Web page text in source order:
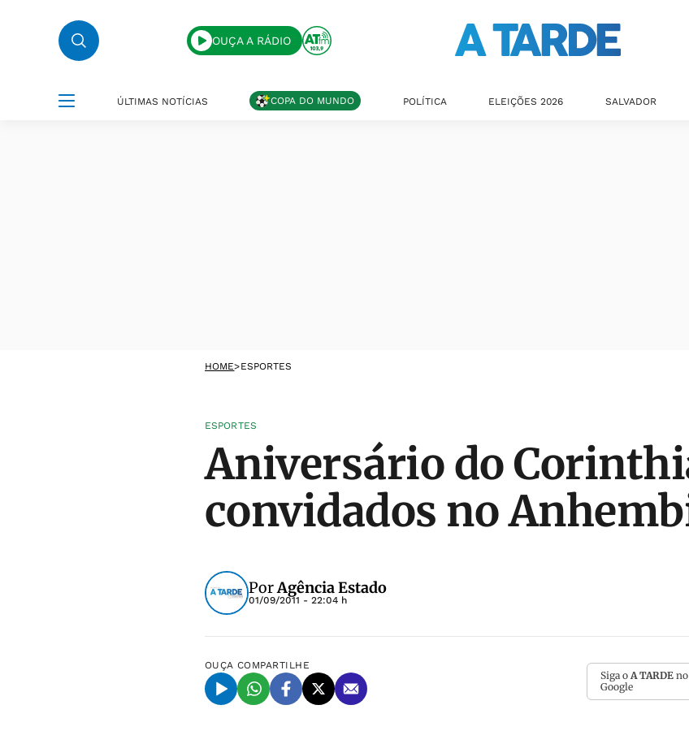
OUÇA A RÁDIO
ÚLTIMAS NOTÍCIAS COPA DO MUNDO POLÍTICA ELEIÇÕES 2026 SALVADOR
HOME>ESPORTES
ESPORTES
Aniversário do
convidados no
PorAgência Estado
01/09/2011 - 22:04 h
OUÇA COMPARTILHE
Siga o A TARDE no
Google